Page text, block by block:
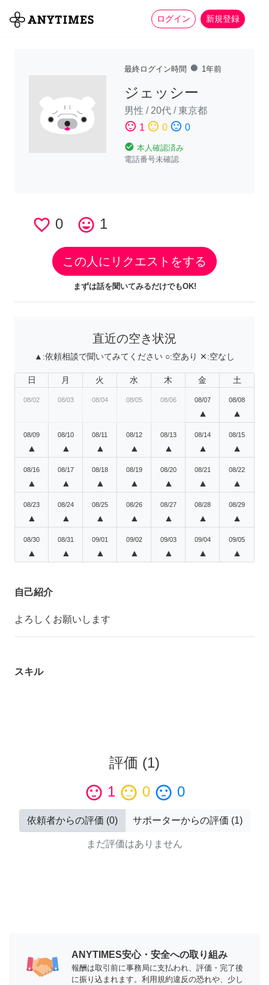
ログイン 新規登録
全て 家事 more_horiz
最終ログイン時間 fiber_manual_record 1年前
ジェッシー
男性 / 20代 /東京都
sentiment_satisfied 1 sentiment_neutral 0 sentiment_dissatisfied 0
check_circle 本人確認済み
電話番号未確認
favorite_border 0 tag_faces 1
この人にリクエストをする
まずは話を聞いてみるだけでもOK!
直近の空き状況
▲:依頼相談で聞いてみてください ○:空あり ✕:空なし
日 月 火 水 木 金 土
08/02 08/03 08/04 08/05 08/06 08/07
▲
08/08
▲
08/09
▲
08/10
▲
08/11
▲
08/12
▲
08/13
▲
08/14
▲
08/15
▲
08/16
▲
08/17
▲
08/18
▲
08/19
▲
08/20
▲
08/21
▲
08/22
▲
08/23
▲
08/24
▲
08/25
▲
08/26
▲
08/27
▲
08/28
▲
08/29
▲
08/30
▲
08/31
▲
09/01
▲
09/02
▲
09/03
▲
09/04
▲
09/05
▲
自己紹介
よろしくお願いします
スキル
評価 (1)
sentiment_satisfied 1 sentiment_neutral 0 sentiment_dissatisfied 0
依頼者からの評価 (0) サポーターからの評価 (1)
まだ評価はありません
ANYTIMES安心・安全への取り組み
報酬は取引前に事務局に支払われ、評価・完了後
に振り込まれます。利用規約違反の恐れや、少し